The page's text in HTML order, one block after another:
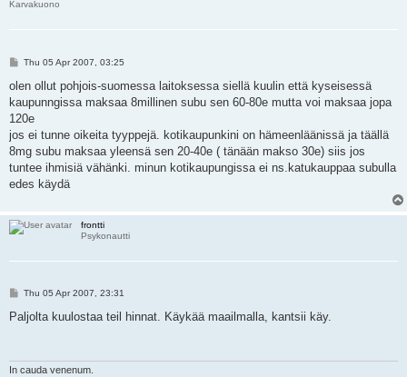
Karvakuono
P
s
Thu 05 Apr 2007, 03:25
olen ollut pohjois-suomessa laitoksessa siellä kuulin että kyseisessä
kaupunngissa maksaa 8millinen subu sen 60-80e mutta voi maksaa jopa
120e
jos ei tunne oikeita tyyppejä. kotikaupunkini on hämeenläänissä ja täällä
8mg subu maksaa yleensä sen 20-40e ( tänään makso 30e) siis jos
tuntee ihmisiä vähänki. minun kotikaupungissa ei ns.katukauppaa subulla
edes käydä
frontti
Psykonautti
P
s
Thu 05 Apr 2007, 23:31
Paljolta kuulostaa teil hinnat. Käykää maailmalla, kantsii käy.
In cauda venenum.